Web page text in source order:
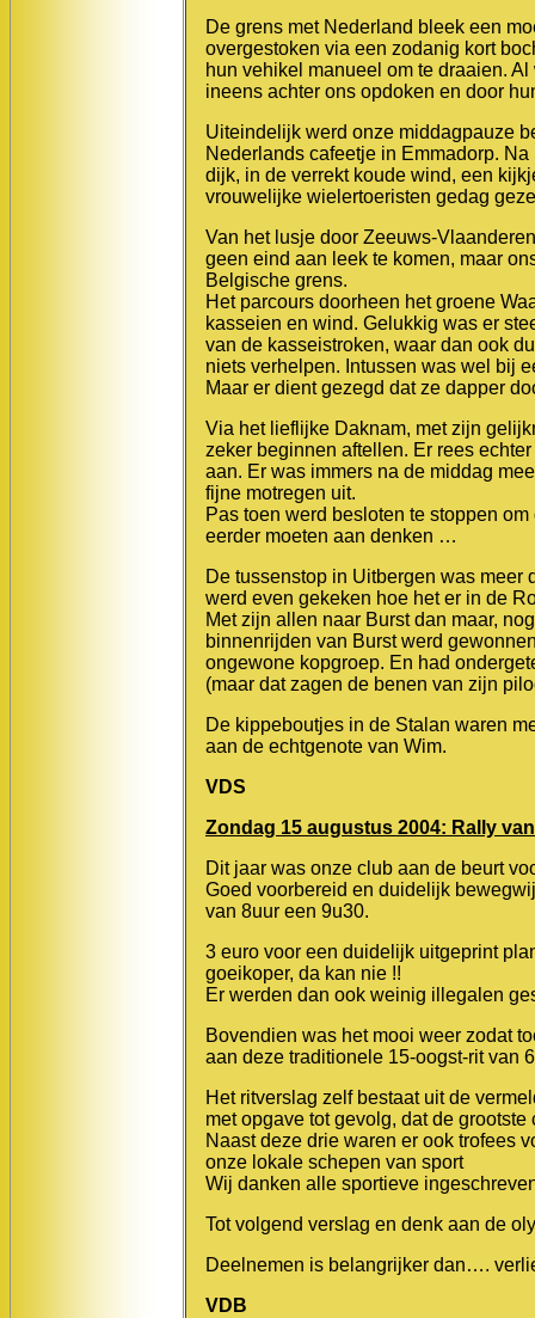
De grens met Nederland bleek een
overgestoken via een zodanig kort
hun vehikel manueel om te draaien.
ineens achter ons opdoken en door
Uiteindelijk werd onze middagpauze
Nederlands cafeetje in Emmadorp.
dijk, in de verrekt koude wind, een
vrouwelijke wielertoeristen gedag
Van het lusje door Zeeuws-
geen eind aan leek te komen, maar
Belgische grens.
Het parcours doorheen het groene
kasseien en wind. Gelukkig was er
van de kasseistroken, waar dan ook
niets verhelpen. Intussen was wel bij
Maar er dient gezegd dat ze dapper
Via het lieflijke Daknam, met zijn
zeker beginnen aftellen. Er rees
aan. Er was immers na de middag
fijne motregen uit.
Pas toen werd besloten te stoppen
eerder moeten aan denken …
De tussenstop in Uitbergen was meer
werd even gekeken hoe het er in de
Met zijn allen naar Burst dan maar,
binnenrijden van Burst werd
ongewone kopgroep. En had
(maar dat zagen de benen van zijn
De kippeboutjes in de Stalan waren
aan de echtgenote van Wim.
VDS
Zondag 15 augustus 2004: Rally
Dit jaar was onze club aan de beurt
Goed voorbereid en duidelijk
van 8uur een 9u30.
3 euro voor een duidelijk uitgeprint
goeikoper, da kan nie !!
Er werden dan ook weinig illegalen
Bovendien was het mooi weer zodat
aan deze traditionele 15-oogst-rit van
Het ritverslag zelf bestaat uit de
met opgave tot gevolg, dat de
Naast deze drie waren er ook trofees
onze lokale schepen van sport
Wij danken alle sportieve
Tot volgend verslag en denk aan de
Deelnemen is belangrijker dan….
VDB